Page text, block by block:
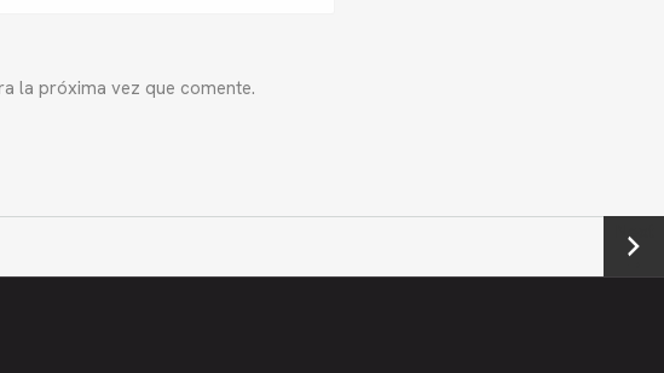
la próxima vez que comente.
Next
→